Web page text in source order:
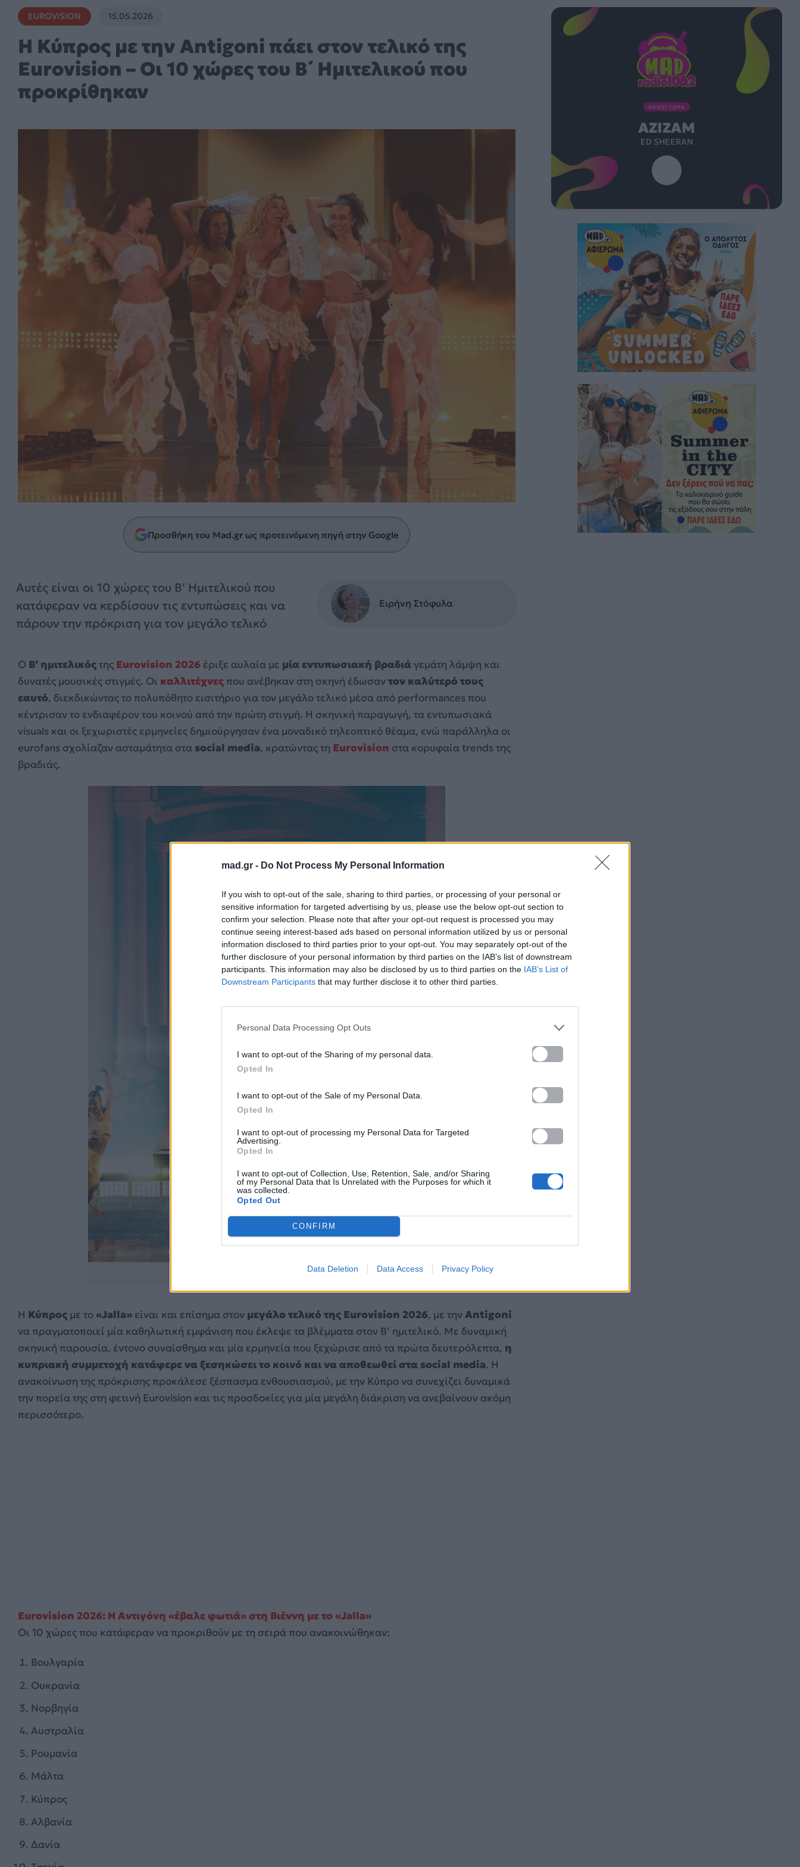
mad.gr - Do Not Process My Personal Information
If you wish to opt-out of the sale, sharing to third parties, or processing of your personal or
sensitive information for targeted advertising by us, please use the below opt-out section to
confirm your selection. Please note that after your opt-out request is processed you may
continue seeing interest-based ads based on personal information utilized by us or personal
information disclosed to third parties prior to your opt-out. You may separately opt-out of the
further disclosure of your personal information by third parties on the IAB’s list of downstream
participants. This information may also be disclosed by us to third parties on the IAB’s List of
Downstream Participants that may further disclose it to other third parties.
Personal Data Processing Opt Outs
I want to opt-out of the Sharing of my personal data.
Opted In
I want to opt-out of the Sale of my Personal Data.
Opted In
I want to opt-out of processing my Personal Data for Targeted
Advertising.
Opted In
I want to opt-out of Collection, Use, Retention, Sale, and/or Sharing
of my Personal Data that Is Unrelated with the Purposes for which it
was collected.
Opted Out
CONFIRM
Data Deletion Data Access Privacy Policy
EUROVISION 15.05.2026
Η Κύπρος με την Antigoni πάει στον τελικό της
Eurovision – Οι 10 χώρες του B΄ Ημιτελικού που
προκρίθηκαν
Προσθήκη του Mad.gr ως προτεινόμενη πηγή στην Google
Αυτές είναι οι 10 χώρες του Β' Ημιτελικού που
κατάφεραν να κερδίσουν τις εντυπώσεις και να
πάρουν την πρόκριση για τον μεγάλο τελικό
Ειρήνη Στόφυλα
Ο Β’ ημιτελικόςτης Eurovision 2026 έριξε αυλαία με μία εντυπωσιακή βραδιά γεμάτη λάμψη και
δυνατές μουσικές στιγμές. Οι καλλιτέχνες που ανέβηκαν στη σκηνή έδωσαντον καλύτερό τους
εαυτό, διεκδικώντας το πολυπόθητο εισιτήριο για τον μεγάλο τελικό μέσα από performances που
κέντρισαν το ενδιαφέρον του κοινού από την πρώτη στιγμή. Η σκηνική παραγωγή, τα εντυπωσιακά
visuals και οι ξεχωριστές ερμηνείες δημιούργησαν ένα μοναδικό τηλεοπτικό θέαμα, ενώ παράλληλα οι
eurofans σχολίαζαν ασταμάτητα στα social media, κρατώντας τη Eurovision στα κορυφαία trends της
βραδιάς.
https://www.instagram.com/eurovision/
Η Κύπρος με το«Jalla» είναι και επίσημα στον μεγάλο τελικό της Eurovision 2026, με τηνAntigoni
να πραγματοποιεί μία καθηλωτική εμφάνιση που έκλεψε τα βλέμματα στον Β’ ημιτελικό. Με δυναμική
σκηνική παρουσία, έντονο συναίσθημα και μία ερμηνεία που ξεχώρισε από τα πρώτα δευτερόλεπτα, η
κυπριακή συμμετοχή κατάφερε να ξεσηκώσει το κοινό και να αποθεωθεί στα social media. Η
ανακοίνωση της πρόκρισης προκάλεσε ξέσπασμα ενθουσιασμού, με την Κύπρο να συνεχίζει δυναμικά
την πορεία της στη φετινή Eurovision και τις προσδοκίες για μία μεγάλη διάκριση να ανεβαίνουν ακόμη
περισσότερο.
Eurovision 2026: Η Αντιγόνη «έβαλε φωτιά» στη Βιέννη με το «Jalla»
Οι 10 χώρες που κατάφεραν να προκριθούν με τη σειρά που ανακοινώθηκαν:
Βουλγαρία
Ουκρανία
Νορβηγία
Αυστραλία
Ρουμανία
Μάλτα
Κύπρος
Αλβανία
Δανία
ΠΑΙΖΕΙ ΤΩΡΑ
AZIZAM
ED SHEERAN